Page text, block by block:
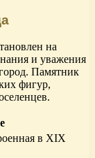
на
и уважения
Памятник
фигур,
в XIX